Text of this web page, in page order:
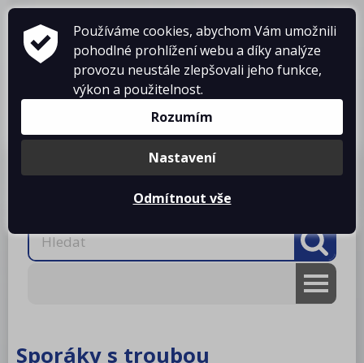
Košík je prázdný
O firmě
Projekty kuchyní
Ke stažení
RM gastro
Sporáky s troubou
Používáme cookies, abychom Vám umožnili
pohodlné prohlížení webu a díky analýze
provozu neustále zlepšovali jeho funkce,
výkon a použitelnost.
Rozumím
Nastavení
Odmítnout vše